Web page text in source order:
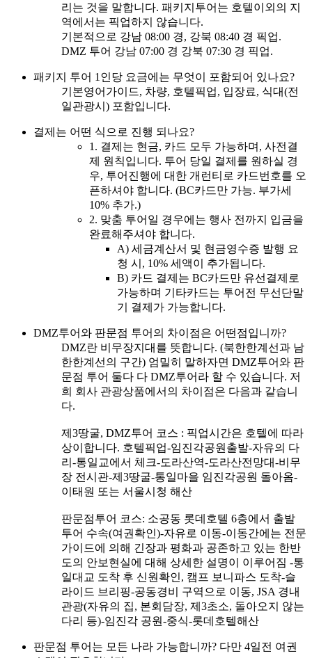
리는 것을 말합니다. 패키지투어는 호텔이외의 지
역에서는 픽업하지 않습니다.
기본적으로 강남 08:00 경, 강북 08:40 경 픽업.
DMZ 투어 강남 07:00 경 강북 07:30 경 픽업.
패키지 투어 1인당 요금에는 무엇이 포함되어 있나요?
기본영어가이드, 차량, 호텔픽업, 입장료, 식대(전
일관광시) 포함입니다.
결제는 어떤 식으로 진행 되나요?
1. 결제는 현금, 카드 모두 가능하며, 사전결
제 원칙입니다. 투어 당일 결제를 원하실 경
우, 투어진행에 대한 개런티로 카드번호를 오
픈하셔야 합니다. (BC카드만 가능. 부가세
10% 추가.)
2. 맞춤 투어일 경우에는 행사 전까지 입금을
완료해주셔야 합니다.
A) 세금계산서 및 현금영수증 발행 요
청 시, 10% 세액이 추가됩니다.
B) 카드 결제는 BC카드만 유선결제로
가능하며 기타카드는 투어전 무선단말
기 결제가 가능합니다.
DMZ투어와 판문점 투어의 차이점은 어떤점입니까?
DMZ란 비무장지대를 뜻합니다. (북한한계선과 남
한한계선의 구간) 엄밀히 말하자면 DMZ투어와 판
문점 투어 둘다 다 DMZ투어라 할 수 있습니다. 저
희 회사 관광상품에서의 차이점은 다음과 같습니
다.
제3땅굴, DMZ투어 코스 : 픽업시간은 호텔에 따라
상이합니다. 호텔픽업-임진각공원출발-자유의 다
리-통일교에서 체크-도라산역-도라산전망대-비무
장 전시관-제3땅굴-통일마을 임진각공원 돌아옴-
이태원 또는 서울시청 해산
판문점투어 코스: 소공동 롯데호텔 6층에서 출발
투어 수속(여권확인)-자유로 이동-이동간에는 전문
가이드에 의해 긴장과 평화과 공존하고 있는 한반
도의 안보현실에 대해 상세한 설명이 이루어짐 -통
일대교 도착 후 신원확인, 캠프 보니파스 도착-슬
라이드 브리핑-공동경비 구역으로 이동, JSA 경내
관광(자유의 집, 본회담장, 제3초소, 돌아오지 않는
다리 등)-임진각 공원-중식-롯데호텔해산
판문점 투어는 모든 나라 가능합니까? 다만 4일전 여권